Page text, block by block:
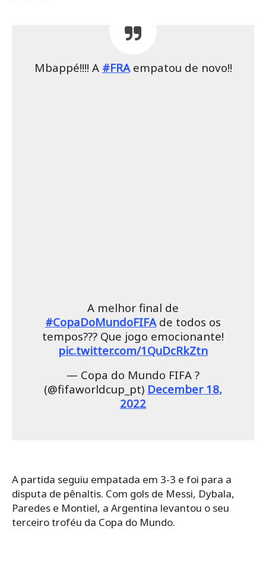
Mbappé!!!! A #FRAempatou de novo!!
A melhor final de
#CopaDoMundoFIFAde todos os
tempos??? Que jogo emocionante!
pic.twitter.com/1QuDcRkZtn
— Copa do Mundo FIFA ?
(@fifaworldcup_pt) December 18,
2022
A partida seguiu empatada em 3-3 e foi para a
disputa de pênaltis. Com gols de Messi, Dybala,
Paredes e Montiel, a Argentina levantou o seu
terceiro troféu da Copa do Mundo.